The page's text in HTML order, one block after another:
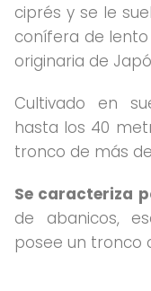
ciprés y se le
conífera de
originaria de
Cultivado en
hasta los 40
tronco de más
Se caracteriza
de abanicos,
posee un tronco